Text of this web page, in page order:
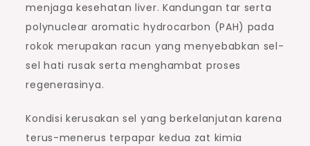
menjaga kesehatan liver. Kandungan tar serta
polynuclear aromatic hydrocarbon (PAH) pada
rokok merupakan racun yang menyebabkan sel-
sel hati rusak serta menghambat proses
regenerasinya.
Kondisi kerusakan sel yang berkelanjutan karena
terus-menerus terpapar kedua zat kimia